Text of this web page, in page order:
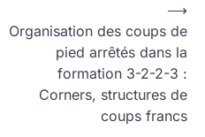
Organisation des coups de
pied arrêtés dans la
formation 3-2-2-3 :
Corners, structures de
coups francs
⟶